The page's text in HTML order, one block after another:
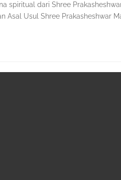
spiritual dari Shree
Asal Usul Shree Prakasheshwar